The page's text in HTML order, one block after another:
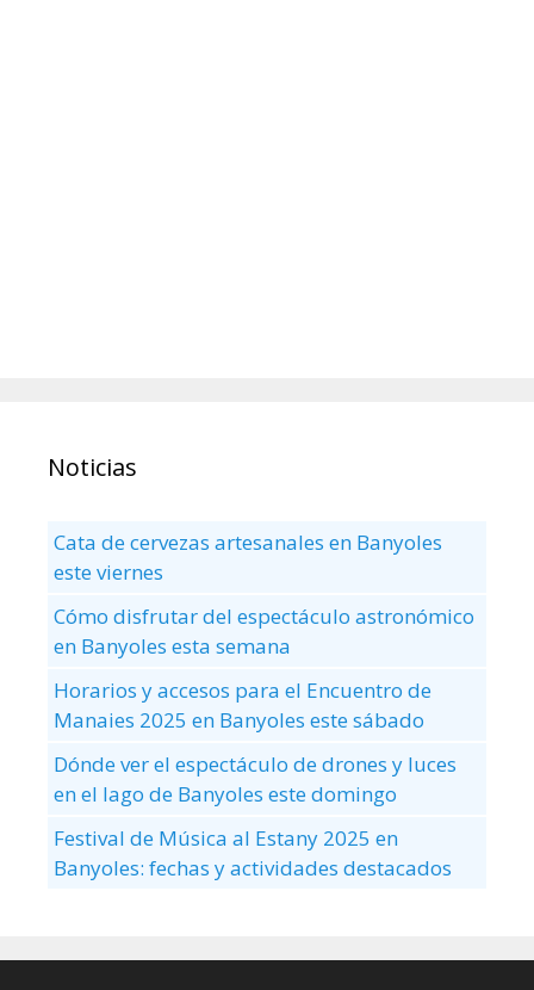
Noticias
Cata de cervezas artesanales en Banyoles
este viernes
Cómo disfrutar del espectáculo astronómico
en Banyoles esta semana
Horarios y accesos para el Encuentro de
Manaies 2025 en Banyoles este sábado
Dónde ver el espectáculo de drones y luces
en el lago de Banyoles este domingo
Festival de Música al Estany 2025 en
Banyoles: fechas y actividades destacados